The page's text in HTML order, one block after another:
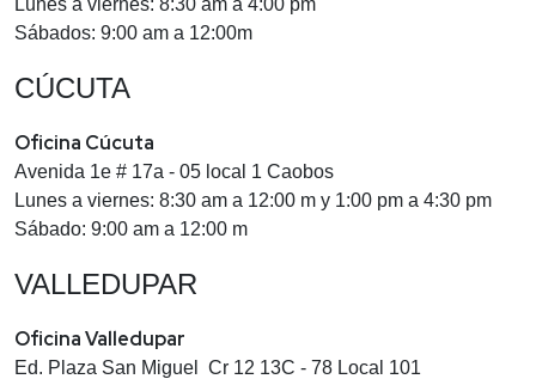
Lunes a viernes: 8:30 am a 4:00 pm
Sábados: 9:00 am a 12:00m
CÚCUTA
Oficina Cúcuta
Avenida 1e # 17a - 05 local 1 Caobos
Lunes a viernes: 8:30 am a 12:00 m y 1:00 pm a 4:30 pm
Sábado: 9:00 am a 12:00 m
VALLEDUPAR
Oficina Valledupar
Ed. Plaza San Miguel Cr 12 13C - 78 Local 101